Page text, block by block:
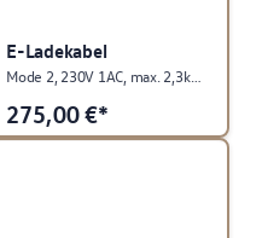
E-Ladekabel
Mode 2, 230V 1AC, max. 2,3kW, EU
275,00€*